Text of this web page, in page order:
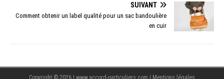
SUIVANT
Comment obtenir un label qualité pour un sac bandoulière
en cuir